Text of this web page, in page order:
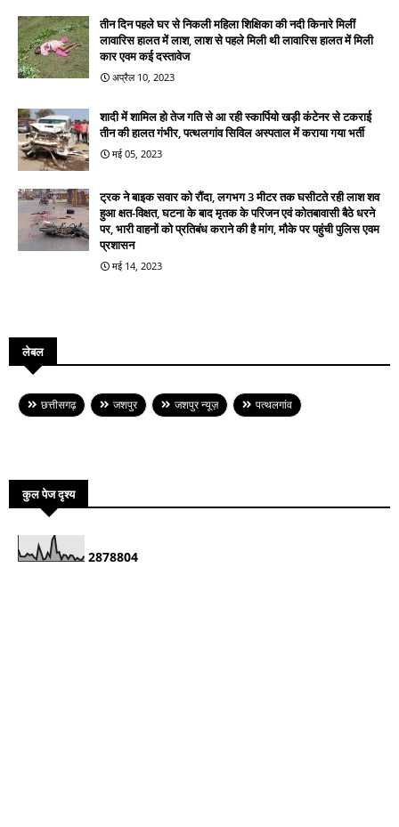
तीन दिन पहले घर से निकली महिला शिक्षिका की नदी किनारे मिलीं
लावारिस हालत में लाश, लाश से पहले मिली थी लावारिस हालत में मिली
कार एवम कई दस्तावेज
अप्रैल 10, 2023
शादी में शामिल हो तेज गति से आ रही स्कार्पियो खड़ी कंटेनर से टकराई
तीन की हालत गंभीर, पत्थलगांव सिविल अस्पताल में कराया गया भर्ती
मई 05, 2023
ट्रक ने बाइक सवार को रौंदा, लगभग 3 मीटर तक घसीटते रही लाश शव
हुआ क्षत-विक्षत, घटना के बाद मृतक के परिजन एवं कोतबावासी बैठे धरने
पर, भारी वाहनों को प्रतिबंध कराने की है मांग, मौके पर पहुंची पुलिस एवम
प्रशासन
मई 14, 2023
लेबल
छत्तीसगढ़ जशपुर जशपुर न्यूज़ पत्थलगांव
कुल पेज दृश्य
2878804